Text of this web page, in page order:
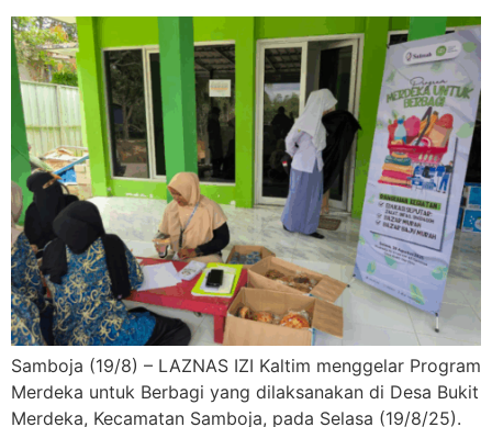
Samboja (19/8) – LAZNAS IZI Kaltim menggelar Program
Merdeka untuk Berbagi yang dilaksanakan di Desa Bukit
Merdeka, Kecamatan Samboja, pada Selasa (19/8/25).